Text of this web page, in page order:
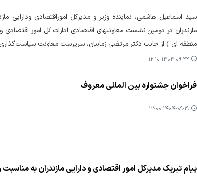
سید اسماعیل هاشمی، نماینده وزیر و مدیرکل اموراقتصادی ودارایی
مازندران در دومین نشست معاونتهای اقتصادی ادارات کل امور
منطقه ای ) از جانب دکتر مرتضی زمانیان، سرپرست معاونت سیاست‌گذاری
۱۴۰۴-۰۹-۲۲ ۱۲:۱۰
فراخوان جشنواره بین المللی معروف
۱۴۰۴-۰۹-۱۹ ۱۲:۰۰
پیام تبریک مدیرکل امور اقتصادی و دارایی مازندران به